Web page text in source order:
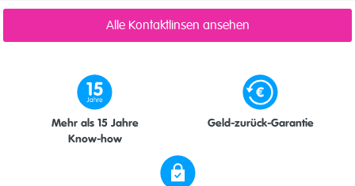
Alle Kontaktlinsen ansehen
Mehr als 15 Jahre
Know-how
Geld-zurück-Garantie